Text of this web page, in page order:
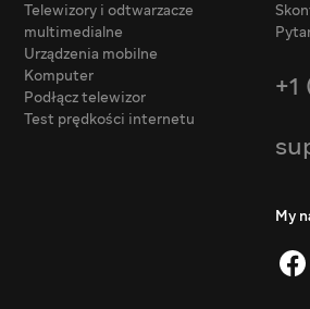
Telewizory i odtwarzacze
multimedialne
Urządzenia mobilne
Komputer
Podłącz telewizor
Test prędkości internetu
My